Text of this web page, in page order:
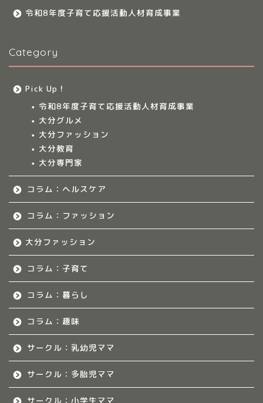
令和8年度子育て応援活動人材育成事業
Category
Pick Up！
令和8年度子育て応援活動人材育成事業
大分グルメ
大分ファッション
大分教育
大分専門家
コラム：ヘルスケア
コラム：ファッション
大分ファッション
コラム：子育て
コラム：暮らし
コラム：趣味
サークル：乳幼児ママ
サークル：多胎児ママ
サークル：小学生ママ
大分のママ集まれ！
福岡のママ集まれ！につ
佐賀のママ集まれ！につ